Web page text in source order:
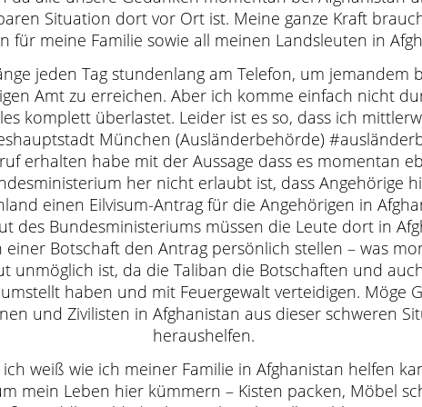
Anmeldung per E-Mail an:
Previous
Previous
post:
Essen wie im Märchenpalast
Next
Next
post:
Kochkurs am 20.07.2018
Orientalisches Restaurant Bamyan Narges |
Situation dort vor Ort ist. Meine ganze Kraft
für meine Familie sowie all meinen Landsleuten in
jeden Tag stundenlang am Telefon, um jemandem
Amt zu erreichen. Aber ich komme einfach nicht
komplett überlastet. Leider ist es so, dass ich
München (Ausländerbehörde)
erhalten habe mit der Aussage dass es momentan
her nicht erlaubt ist, dass Angehörige
einen Eilvisum-Antrag für die Angehörigen in
des Bundesministeriums müssen die Leute dort in
einer Botschaft den Antrag persönlich stellen – was
unmöglich ist, da die Taliban die Botschaften und
haben und mit Feuergewalt verteidigen. Möge
und Zivilisten in Afghanistan aus dieser schweren
heraushelfen.
weiß wie ich meiner Familie in Afghanistan helfen
mein Leben hier kümmern – Kisten packen, Möbel